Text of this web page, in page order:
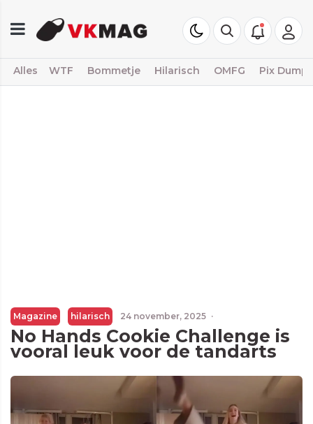
Alles WTF Bommetje Hilarisch OMFG Pix Dump
Magazine hilarisch 24 november, 2025 ·
No Hands Cookie Challenge is
vooral leuk voor de tandarts